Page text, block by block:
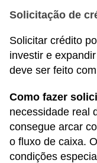
Solicitação de
Solicitar crédito
investir e
deve ser feito
Como fazer
necessidade real
consegue arcar
o fluxo de caixa.
condições